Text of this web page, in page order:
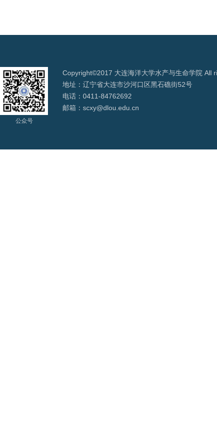
公众号
Copyright©2017 大连海洋大学水产与生命学院 All
地址：辽宁省大连市沙河口区黑石礁街52号
电话：0411-84762692
邮箱：scxy@dlou.edu.cn